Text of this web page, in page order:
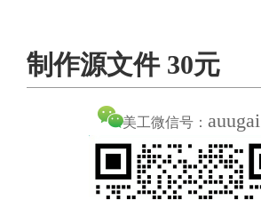
制作源文件 30元
美工微信号： auugai